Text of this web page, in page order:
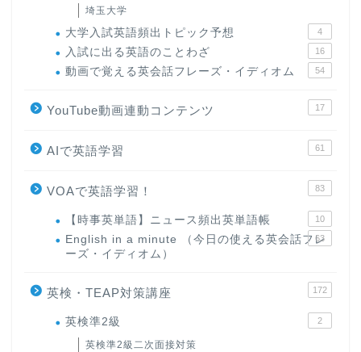
埼玉大学
大学入試英語頻出トピック予想 4
入試に出る英語のことわざ 16
動画で覚える英会話フレーズ・イディオム 54
YouTube動画連動コンテンツ 17
AIで英語学習 61
VOAで英語学習！ 83
【時事英単語】ニュース頻出英単語帳 10
English in a minute （今日の使える英会話フレ
ーズ・イディオム）
63
英検・TEAP対策講座 172
英検準2級 2
英検準2級二次面接対策